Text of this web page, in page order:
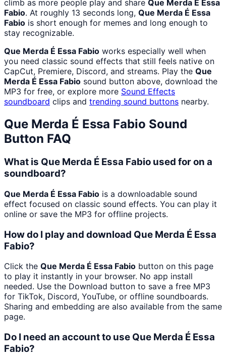
climb as more people play and share Que Merda É Essa
Fabio. At roughly 13 seconds long, Que Merda É Essa
Fabio is short enough for memes and long enough to
stay recognizable.
Que Merda É Essa Fabio works especially well when
you need classic sound effects that still feels native on
CapCut, Premiere, Discord, and streams. Play the Que
Merda É Essa Fabio sound button above, download the
MP3 for free, or explore more Sound Effects
soundboard clips and trending sound buttons nearby.
Que Merda É Essa Fabio Sound
Button FAQ
What is Que Merda É Essa Fabio used for on a
soundboard?
Que Merda É Essa Fabio is a downloadable sound
effect focused on classic sound effects. You can play it
online or save the MP3 for offline projects.
How do I play and download Que Merda É Essa
Fabio?
Click the Que Merda É Essa Fabio button on this page
to play it instantly in your browser. No app install
needed. Use the Download button to save a free MP3
for TikTok, Discord, YouTube, or offline soundboards.
Sharing and embedding are also available from the same
page.
Do I need an account to use Que Merda É Essa
Fabio?